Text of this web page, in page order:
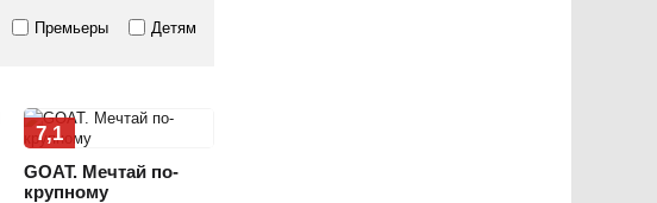
Премьеры Детям
7,1
GOAT. Мечтай по-
крупному